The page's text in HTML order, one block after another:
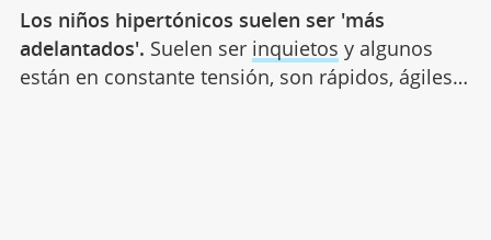
Los niños hipertónicos suelen ser 'más
adelantados'. Suelen ser inquietos y algunos
están en constante tensión, son rápidos, ágiles…